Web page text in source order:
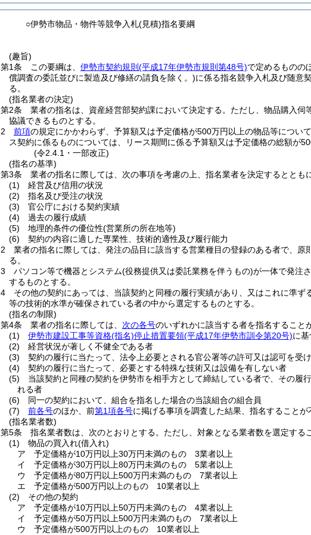
○伊勢市物品・物件等競争入札(見積)指名要綱
(趣旨)
第1条
この要綱は、 伊勢市契約規則 (平成17年伊勢市規則第48号)で定めるものの
償調査の委託並びに製造及び修繕の請負を除く。)に係る指名競争入札及び随意
る。
(指名業者の決定)
第2条
業者の指名は、資産経営部契約課において決定する。 ただし、物品購入伺
協議できるものとする。
2
前項の規定にかかわらず、予算額又は予定価格が500万円以上の物品等につい
ス契約に係るものについては、リース期間に係る予算額又は予定価格の総額が
(令2.4.1・一部改正)
(指名の基準)
第3条
業者の指名に際しては、次の事項を考慮の上、指名業者を決定するととも
(1)
経営及び信用の状況
(2)
指名及び受注の状況
(3)
官公庁における契約実績
(4)
過去の履行成績
(5)
地理的条件の優位性(営業所の所在地等)
(6)
契約の内容に適した専業性、技術的適性及び履行能力
2
業者の指名に際しては、発注の品目に該当する営業種目の登録のある者で、
る。
3
パソコン等で機器とシステム(役務提供又は委託業務を伴うもの)が一体で発注
するものとする。
4
その他の契約にあっては、当該契約と同種の履行実績があり、又はこれに準
等の技術的水準が確保されている者の中から選定するものとする。
(指名の制限)
第4条
業者の指名に際しては、 次の各号のいずれかに該当する者を指名すること
(1)
伊勢市建設工事等資格(指名)停止措置要領(平成17年伊勢市訓令第20号)に
(2)
経営状況が著しく不健全である者
(3)
契約の履行に当たって、法令上必要とされる官公署等の許可又は認可を受
(4)
契約の履行に当たって、必要とする特殊な技術又は設備を有しない者
(5)
当該契約と同種の契約を伊勢市を相手方として締結している者で、その
れる者
(6)
同一の契約において、組合を指名した場合の当該組合の組合員
(7)
前各号のほか、前第1項各号に掲げる事項を調査した結果、指名すること
(指名業者数)
第5条
指名業者数は、次のとおりとする。 ただし、対象となる業者数を選定する
(1)
物品の買入れ(借入れ)
ア
予定価格が10万円以上30万円未満のもの 3業者以上
イ
予定価格が30万円以上80万円未満のもの 5業者以上
ウ
予定価格が80万円以上500万円未満のもの 7業者以上
エ
予定価格が500万円以上のもの 10業者以上
(2)
その他の契約
ア
予定価格が10万円以上50万円未満のもの 4業者以上
イ
予定価格が50万円以上500万円未満のもの 7業者以上
ウ
予定価格が500万円以上のもの 10業者以上